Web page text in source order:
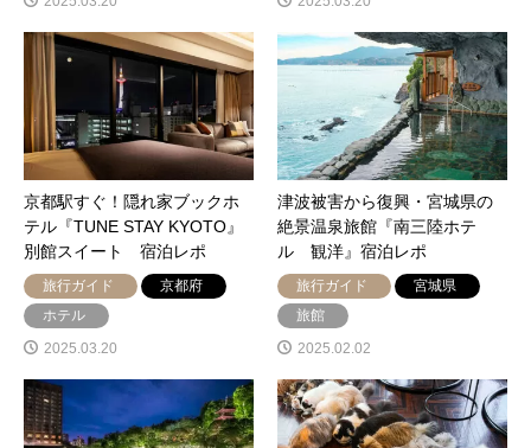
京都駅すぐ！隠れ家ブックホ
テル『TUNE STAY KYOTO』
別館スイート 宿泊レポ
旅行ガイド
京都府
ホテル
2025.03.20
津波被害から復興・宮城県の
絶景温泉旅館『南三陸ホテ
ル 観洋』宿泊レポ
旅行ガイド
宮城県
旅館
2025.02.02